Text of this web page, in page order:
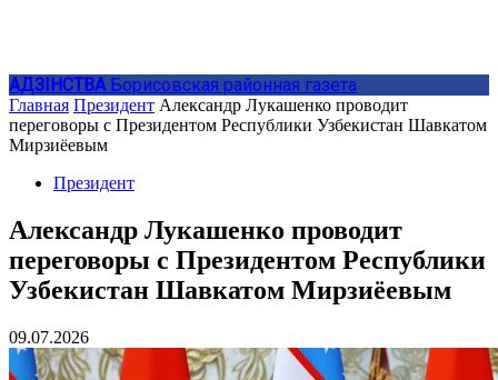
АДЗIНСТВА Борисовская районная газета
Главная Президент Александр Лукашенко проводит
переговоры с Президентом Республики Узбекистан Шавкатом
Мирзиёевым
Президент
Александр Лукашенко проводит
переговоры с Президентом Республики
Узбекистан Шавкатом Мирзиёевым
09.07.2026